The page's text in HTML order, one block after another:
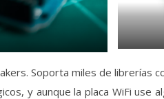
Soporta miles de librerías
y aunque la placa WiFi use